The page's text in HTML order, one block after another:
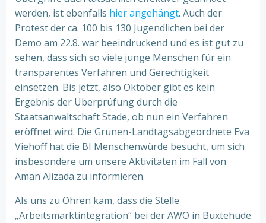
werden, ist ebenfalls hier angehängt. Auch der
Protest der ca. 100 bis 130 Jugendlichen bei der
Demo am 22.8. war beeindruckend und es ist gut zu
sehen, dass sich so viele junge Menschen für ein
transparentes Verfahren und Gerechtigkeit
einsetzen. Bis jetzt, also Oktober gibt es kein
Ergebnis der Überprüfung durch die
Staatsanwaltschaft Stade, ob nun ein Verfahren
eröffnet wird. Die Grünen-Landtagsabgeordnete Eva
Viehoff hat die BI Menschenwürde besucht, um sich
insbesondere um unsere Aktivitäten im Fall von
Aman Alizada zu informieren.
Als uns zu Ohren kam, dass die Stelle
„Arbeitsmarktintegration“ bei der AWO in Buxtehude